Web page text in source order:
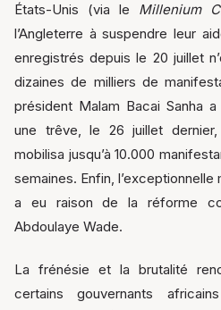
États-Unis (via le Millenium
l’Angleterre à suspendre leur
enregistrés depuis le 20 juillet
dizaines de milliers de
président Malam Bacai Sanha
une trêve, le 26 juillet
mobilisa jusqu’à 10.000
semaines. Enfin,
a eu raison de la réforme
Abdoulaye Wade.
La frénésie et la brutalité
certains gouvernants